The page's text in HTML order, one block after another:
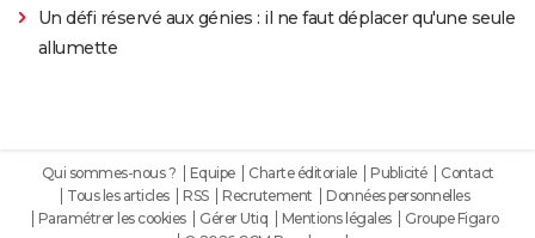
Un défi réservé aux génies : il ne faut déplacer qu'une seule
allumette
Qui sommes-nous ? Equipe Charte éditoriale Publicité
Contact
Tous les articles
RSS Recrutement
Données personnelles
Paramétrer les cookies
Gérer Utiq Mentions légales
Groupe Figaro